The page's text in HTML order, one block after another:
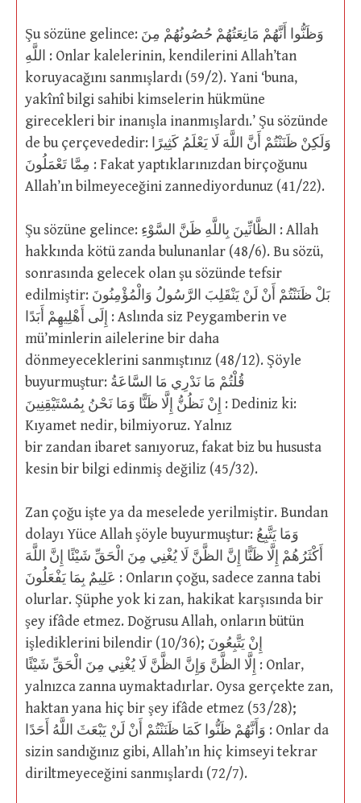
Şu sözüne gelince: وَظَنُّوا أَنَّهُمْ مَانِعَتُهُمْ حُصُونُهُمْ مِنَ
اللَّهِ : Onlar kalelerinin, kendilerini Allah’tan
koruyacağını sanmışlardı (59/2). Yani ‘buna,
yakînî bilgi sahibi kimselerin hükmüne
girecekleri bir inanışla inanmışlardı.’ Şu sözünde
de bu çerçevededir: وَلَكِنْ ظَنَنْتُمْ أَنَّ اللَّهَ لَا يَعْلَمُ كَثِيرًا
مِمَّا تَعْمَلُونَ : Fakat yaptıklarınızdan birçoğunu
Allah’ın bilmeyeceğini zannediyordunuz (41/22).
Şu sözüne gelince: الظَّانِّينَ بِاللَّهِ ظَنَّ السَّوْءِ : Allah
hakkında kötü zanda bulunanlar (48/6). Bu sözü,
sonrasında gelecek olan şu sözünde tefsir
edilmiştir: بَلْ ظَنَنْتُمْ أَنْ لَنْ يَنْقَلِبَ الرَّسُولُ وَالْمُؤْمِنُونَ
إِلَى أَهْلِيهِمْ أَبَدًا : Aslında siz Peygamberin ve
mü’minlerin ailelerine bir daha
dönmeyeceklerini sanmıştınız (48/12). Şöyle
buyurmuştur: قُلْتُمْ مَا نَدْرِي مَا السَّاعَةُ
إِنْ نَظُنُّ إِلَّا ظَنًّا وَمَا نَحْنُ بِمُسْتَيْقِنِينَ : Dediniz ki:
Kıyamet nedir, bilmiyoruz. Yalnız
bir zandan ibaret sanıyoruz, fakat biz bu hususta
kesin bir bilgi edinmiş değiliz (45/32).
Zan çoğu işte ya da meselede yerilmiştir. Bundan
dolayı Yüce Allah şöyle buyurmuştur: وَمَا يَتَّبِعُ
أَكْثَرُهُمْ إِلَّا ظَنًّا إِنَّ الظَّنَّ لَا يُغْنِي مِنَ الْحَقِّ شَيْئًا إِنَّ اللَّهَ
عَلِيمٌ بِمَا يَفْعَلُونَ : Onların çoğu, sadece zanna tabi
olurlar. Şüphe yok ki zan, hakikat karşısında bir
şey ifâde etmez. Doğrusu Allah, onların bütün
işlediklerini bilendir (10/36); إِنْ يَتَّبِعُونَ
إِلَّا الظَّنَّ وَإِنَّ الظَّنَّ لَا يُغْنِي مِنَ الْحَقِّ شَيْئًا : Onlar,
yalnızca zanna uymaktadırlar. Oysa gerçekte zan,
haktan yana hiç bir şey ifâde etmez (53/28);
وَأَنَّهُمْ ظَنُّوا كَمَا ظَنَنْتُمْ أَنْ لَنْ يَبْعَثَ اللَّهُ أَحَدًا : Onlar da
sizin sandığınız gibi, Allah’ın hiç kimseyi tekrar
diriltmeyeceğini sanmışlardı (72/7).